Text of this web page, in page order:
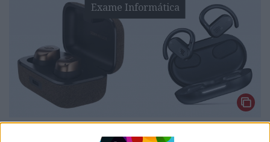
Exame Informática